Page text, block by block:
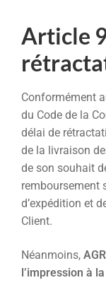
Article
Conformément
du Code de la
délai de
de la livraison
de son souhait
remboursement
d’expédition et
Client.
Néanmoins,
l’impression à